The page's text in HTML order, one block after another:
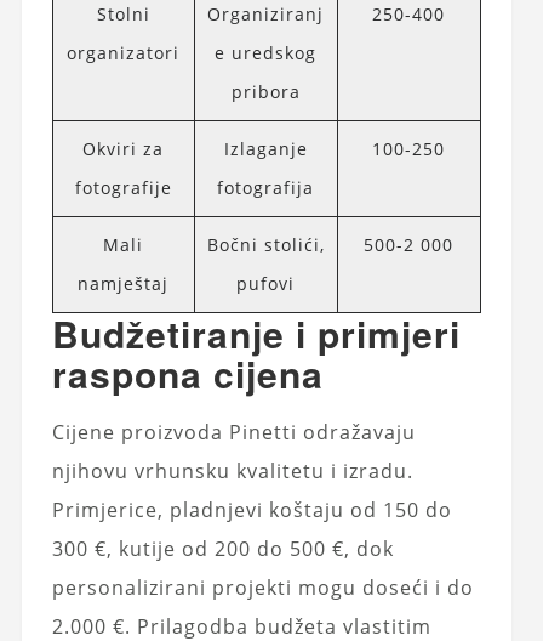
Stolni
organizatori
Organiziranj
e uredskog
pribora
250-400
Okviri za
fotografije
Izlaganje
fotografija
100-250
Mali
namještaj
Bočni stolići,
pufovi
500-2 000
Budžetiranje i primjeri
raspona cijena
Cijene proizvoda Pinetti odražavaju
njihovu vrhunsku kvalitetu i izradu.
Primjerice, pladnjevi koštaju od 150 do
300 €, kutije od 200 do 500 €, dok
personalizirani projekti mogu doseći i do
2.000 €. Prilagodba budžeta vlastitim